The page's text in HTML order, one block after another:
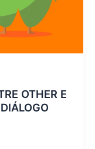
OTHER E